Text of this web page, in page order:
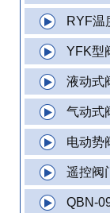
RYF温
YFK型
液动式
气动式
电动势
遥控阀
QBN-